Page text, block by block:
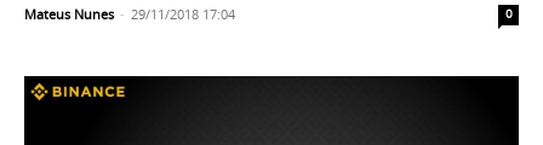
Mateus Nunes - 29/11/2018 17:04 0